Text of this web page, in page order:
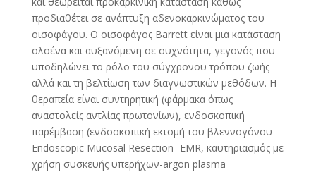
προδιαθέτει σε ανάπτυξη αδενοκαρκινώματος του
οισοφάγου. Ο οισοφάγος Barrett είναι μια κατάσταση
ολοένα και αυξανόμενη σε συχνότητα, γεγονός που
υποδηλώνει το ρόλο του σύγχρονου τρόπου ζωής
αλλά και τη βελτίωση των διαγνωστικών μεθόδων. Η
θεραπεία είναι συντηρητική (φάρμακα όπως
αναστολείς αντλίας πρωτονίων), ενδοσκοπική
παρέμβαση (ενδοσκοπική εκτομή του βλεννογόνου-
Endoscopic Mucosal Resection- EMR, καυτηριασμός με
χρήση συσκευής υπερήχων-argon plasma